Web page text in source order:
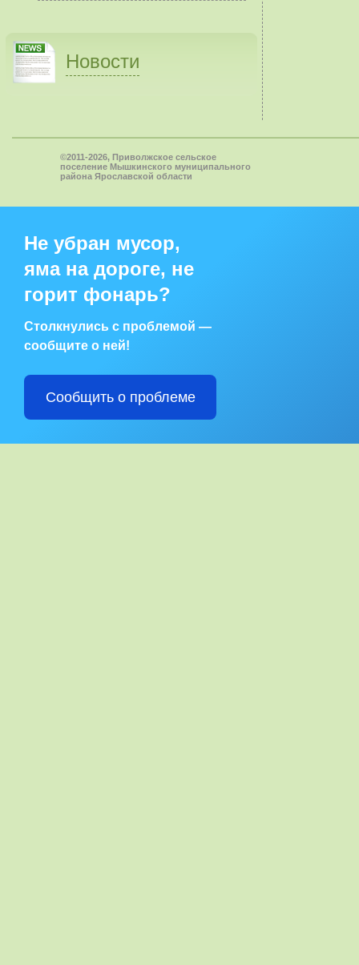
Новости
©2011-2026, Приволжское сельское
поселение Мышкинского муниципального
района Ярославской области
Не убран мусор,
яма на дороге, не
горит фонарь?
Столкнулись с проблемой —
сообщите о ней!
Сообщить о проблеме